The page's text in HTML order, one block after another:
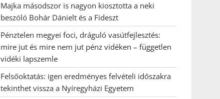
Majka másodszor is nagyon kiosztotta a neki
beszóló Bohár Dánielt és a Fideszt
Pénztelen megyei foci, dráguló vasútfejlesztés:
mire jut és mire nem jut pénz vidéken – független
vidéki lapszemle
Felsőoktatás: igen eredményes felvételi időszakra
tekinthet vissza a Nyíregyházi Egyetem